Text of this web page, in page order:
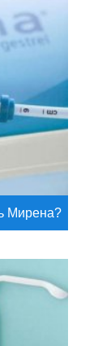
Мирена?